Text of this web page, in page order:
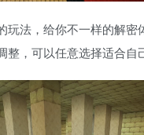
玩法，给你不一样的解密
整，󠄹󠅀󠄪󠄢󠄡󠄦󠄞󠄧󠄣󠄞󠄢󠄡󠄧󠄞󠄡󠄣󠅬󠅅󠅃󠄵󠅂󠄪󠅗󠅥󠅕󠅣󠅤󠅬󠅄󠄹󠄽󠄵󠄪󠄢󠄠󠄢󠄦󠄝󠄠󠄨󠄝󠄠󠄦󠄐󠄠󠄦󠄪󠄣󠄩󠄪󠄠󠄢󠅬󠇓󠅰󠆀󠅄󠄹󠅄󠄱󠄹󠄻󠄵󠇓󠅰󠆁󠅄󠇕󠆔󠆚󠇗󠆗󠆁󠇗󠆭󠆁󠄐󠇗󠅹󠅸󠇖󠆍󠅳󠇖󠅹󠅰󠇖󠆌󠅹可以任意选择适合自